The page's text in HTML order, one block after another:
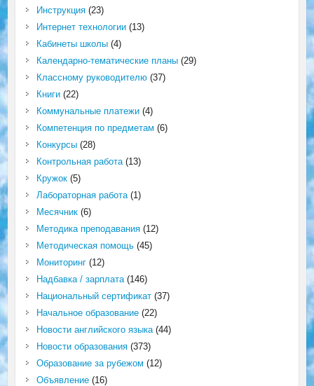
Инструкция(23)
Интернет технологии(13)
Кабинеты школы(4)
Календарно-тематические планы(29)
Классному руководителю(37)
Книги(22)
Коммунальные платежи(4)
Компетенция по предметам (6)
Конкурсы(28)
Контрольная работа(13)
Кружок(5)
Лабораторная работа(1)
Месячник(6)
Методика преподавания(12)
Методическая помощь(45)
Мониторинг(12)
Надбавка / зарплата(146)
Национальный сертификат(37)
Начальное образование(22)
Новости английского языка(44)
Новости образования(373)
Образование за рубежом (12)
Объявление(16)